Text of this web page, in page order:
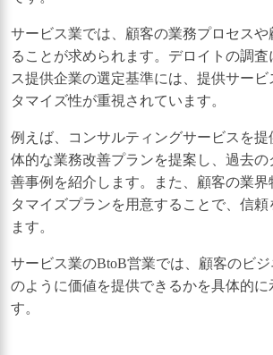
サービス業では、顧客の業務プロセスや
ることが求められます。デロイトの調
ス提供企業の選定基準には、提供サービ
タマイズ性が重視されています。
例えば、コンサルティングサービスを
体的な業務改善プランを提案し、過去の
善事例を紹介します。また、顧客の業界
タマイズプランを用意することで、信頼
ます。
サービス業のBtoB営業では、顧客のビ
のように価値を提供できるかを具体的
す。